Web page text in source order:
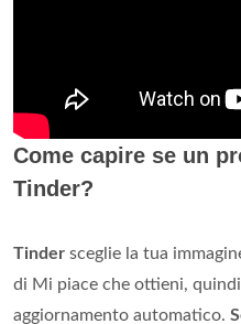
Come capire se un
Tinder?
Tinder sceglie la tua
di Mi piace che ottieni,
aggiornamento automatico.